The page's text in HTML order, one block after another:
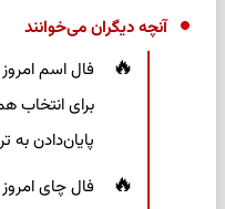
آنچه دیگران می‌خوانند
برای انتخاب
پایان‌دادن به